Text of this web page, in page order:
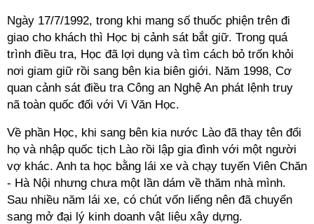
Ngày 17/7/1992, trong khi mang số thuốc phiện trên đi
giao cho khách thì Học bị cảnh sát bắt giữ. Trong quá
trình điều tra, Học đã lợi dụng và tìm cách bỏ trốn khỏi
nơi giam giữ rồi sang bên kia biên giới. Năm 1998, Cơ
quan cảnh sát điều tra Công an Nghệ An phát lệnh truy
nã toàn quốc đối với Vi Văn Học.
Về phần Học, khi sang bên kia nước Lào đã thay tên đổi
họ và nhập quốc tịch Lào rồi lập gia đình với một người
vợ khác. Anh ta học bằng lái xe và chạy tuyến Viên Chăn
- Hà Nội nhưng chưa một lần dám về thăm nhà mình.
Sau nhiều năm lái xe, có chút vốn liếng nên đã chuyển
sang mở đại lý kinh doanh vật liệu xây dựng.